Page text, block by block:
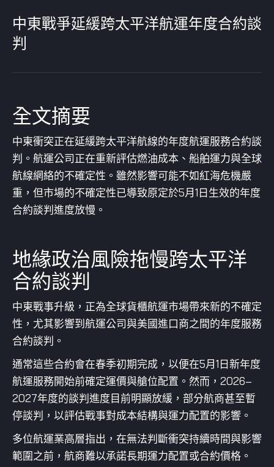
中東戰爭延緩跨太平洋航運年度合約談
判
全文摘要
中東衝突正在延緩跨太平洋航線的年度航運服務合約談
判。航運公司正在重新評估燃油成本、船舶運力與全球
航線網絡的不確定性。雖然影響可能不如紅海危機嚴
重，但市場的不確定性已導致原定於5月1日生效的年度
合約談判進度放慢。
地緣政治風險拖慢跨太平洋
合約談判
中東戰事升級，正為全球貨櫃航運市場帶來新的不確定
性，尤其影響到航運公司與美國進口商之間的年度服務
合約談判。
通常這些合約會在春季初期完成，以便在5月1日新年度
航運服務開始前確定運價與艙位配置。然而，2026–
2027年度的談判進度目前明顯放緩，部分航商甚至暫
停談判，以評估戰事對成本結構與運力配置的影響。
多位航運業高層指出，在無法判斷衝突持續時間與影響
範圍之前，航商難以承諾長期運力配置或合約價格。